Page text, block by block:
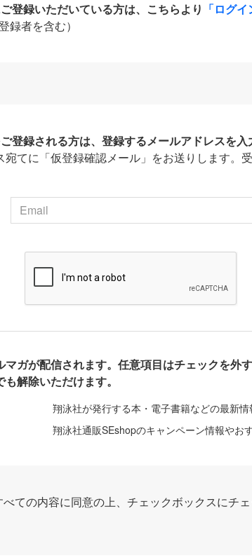
登録いただいている方は、こちらより 「ログイ
録者を含む）
登録される方は、登録するメールアドレスを入
宛てに「仮登録確認メール」をお送りします。
マガが配信されます。任意項目はチェックを外
解除いただけます。
翔泳社が発行する本・電子書籍などの最新情
翔泳社通販SEshopのキャンペーン情報やお
ての内容に同意の上、チェックボックスにチ